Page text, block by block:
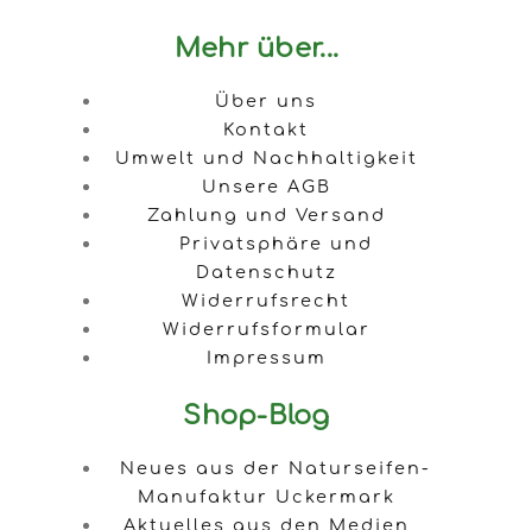
Mehr über...
Über uns
Kontakt
Umwelt und Nachhaltigkeit
Unsere AGB
Zahlung und Versand
Privatsphäre und
Datenschutz
Widerrufsrecht
Widerrufsformular
Impressum
Shop-Blog
Neues aus der Naturseifen-
Manufaktur Uckermark
Aktuelles aus den Medien